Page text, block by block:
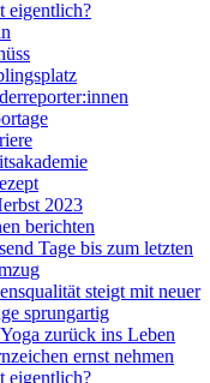
eigentlich?
2023
berichten
Tage bis zum letzten
steigt mit neuer
sprungartig
zurück ins Leben
ernst nehmen
eigentlich?